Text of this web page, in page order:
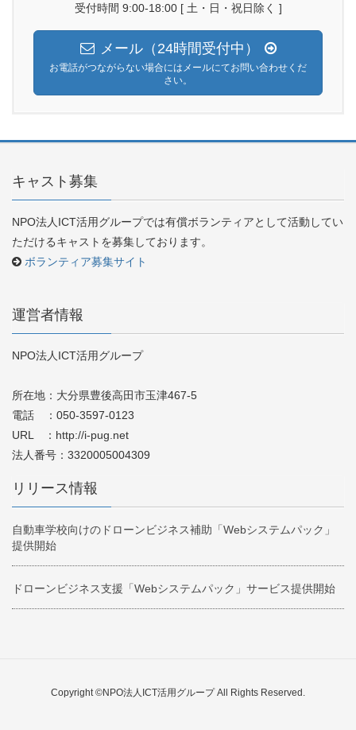
受付時間 9:00-18:00 [ 土・日・祝日除く ]
メール（24時間受付中）
お電話がつながらない場合にはメールにてお問い合わせくだ
さい。
キャスト募集
NPO法人ICT活用グループでは有償ボランティアとして活動してい
ただけるキャストを募集しております。
ボランティア募集サイト
運営者情報
NPO法人ICT活用グループ
所在地：大分県豊後高田市玉津467-5
電話 ：050-3597-0123
URL ：http://i-pug.net
法人番号：3320005004309
リリース情報
自動車学校向けのドローンビジネス補助「Webシステムパック」
提供開始
ドローンビジネス支援「Webシステムパック」サービス提供開始
Copyright ©NPO法人ICT活用グループ All Rights Reserved.